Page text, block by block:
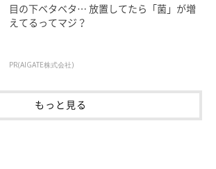
目の下ベタベタ… 放置してたら「菌」が増
えてるってマジ？
PR(AIGATE株式会社)
もっと見る